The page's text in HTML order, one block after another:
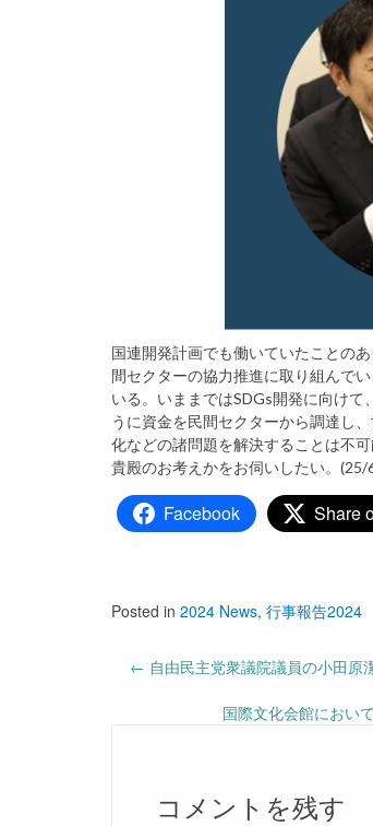
国連開発計画でも働いていたことの
間セクターの協力推進に取り組んで
いる。いままではSDGs開発に向け
うに資金を民間セクターから調達し
化などの諸問題を解決することは不
貴殿のお考えかをお伺いしたい。(25/
Facebook Share
Posted in 2024 News, 行事報告2024
Post
navigation
← 自由民主党衆議院議員の小田原
国際文化会館におい
コメントを残す